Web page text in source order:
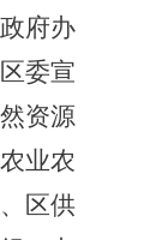
政府办
区委宣
资源
农业农
、
区供